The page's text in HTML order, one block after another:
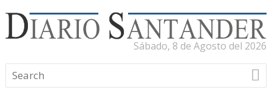
Sábado, 8 de Agosto del 2026